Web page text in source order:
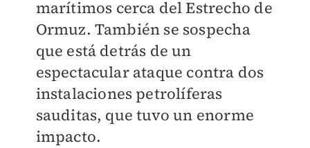
marítimos cerca del Estrecho de
Ormuz. También se sospecha
que está detrás de un
espectacular ataque contra dos
instalaciones petrolíferas
sauditas, que tuvo un enorme
impacto.